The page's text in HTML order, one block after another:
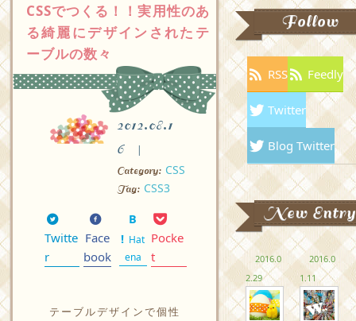
CSSでつくる！！実用性のあ
る綺麗にデザインされたテ
ーブルの数々
2012.08.1
6
Category: CSS
Tag: CSS3
Twitte
r
Face
book
Hat
ena
Pocke
t
テーブルデザインで個性
Follow
RSS Feedly
Twitter
Blog Twitter
New Entry
2016.0
2.29
2016.0
1.11